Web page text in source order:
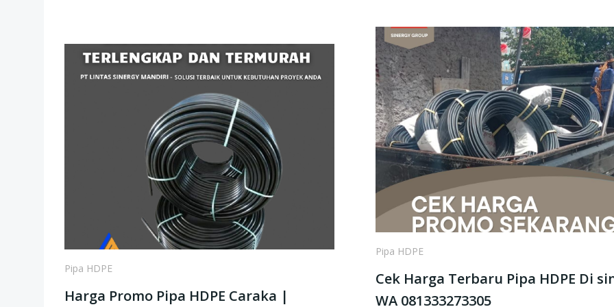
Pipa HDPE
Cek Harga Terbaru Pipa HDPE Di
WA 081333273305
Pipa HDPE
Harga Promo Pipa HDPE Caraka |